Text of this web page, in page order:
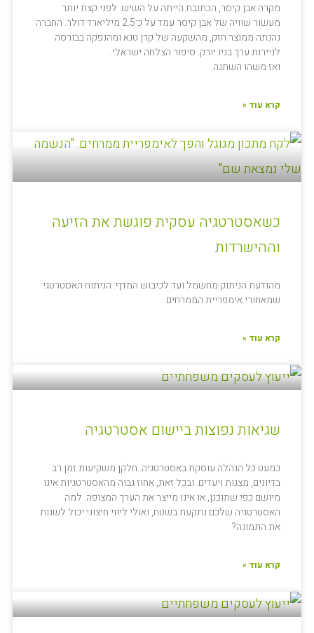
מקרה אבן קיסר, הכתובת הייתה על השיש: לפני קצת יותר
מעשור שוויה של אבן קיסר עמד על כ־2.5 מיליארד דולר. החברה
נהנתה ממוצר חזק, מהשקעה של קרן טנא ומהנפקה בבורסה
לניירות ערך בניו יורק. סיפור הצלחה ישראלי.
ואז משהו השתנה.
קרא עוד »
כשאסטרטגיה עסקית פוגשת את הזיעה
וההישרדות
מהודעת הניתוק מחשמל ועד לכיבוש המדף: הניתוח האסטרטגי
שמאחורי אימפריית הממרחים.
קרא עוד »
שגיאות נפוצות ביישום אסטרטגיה
כמעט כל הנהלה עוסקת באסטרטגיה. חלקן משקיעות זמן רב
בדיונים, מצגות ויעדים. ובכל זאת, אחוז גבוה מהאסטרטגיות אינו
מיושם כפי שתוכנן, או אינו מייצר את הערך המצופה. למה
האסטרטגיה שלכם נתקעת בשטח, ואולי ליווי חיצוני יכול לשנות
את התמונה?
קרא עוד »